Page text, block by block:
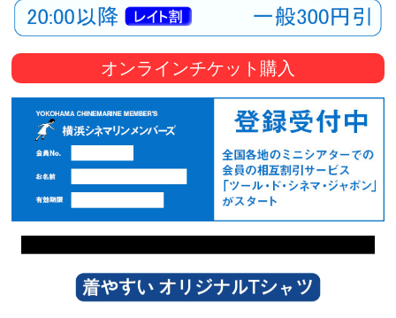
の
街
で
オンラインチケット購入